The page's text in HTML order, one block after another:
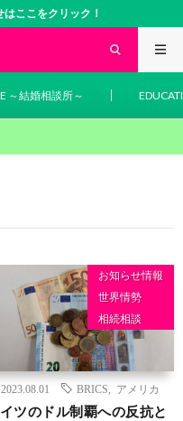
ここをクリック！
～結婚相談所～
お知らせ情報
世界情勢
相続相談
2023.08.01 BRICS アメリカ
イツのドル制覇への反抗と